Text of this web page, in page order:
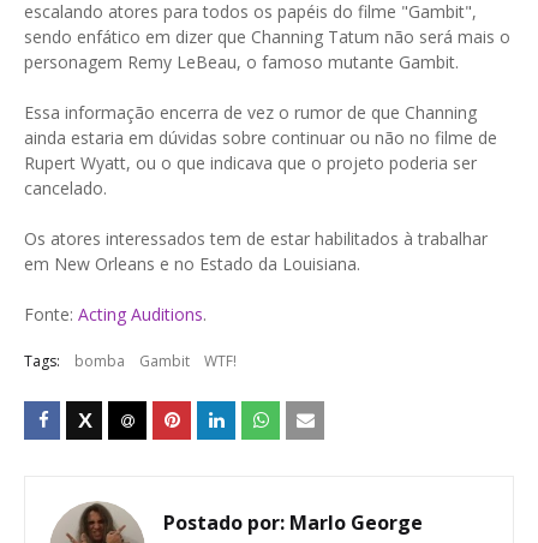
escalando atores para todos os papéis do filme "Gambit",
sendo enfático em dizer que Channing Tatum não será mais o
personagem Remy LeBeau, o famoso mutante Gambit.
Essa informação encerra de vez o rumor de que Channing
ainda estaria em dúvidas sobre continuar ou não no filme de
Rupert Wyatt, ou o que indicava que o projeto poderia ser
cancelado.
Os atores interessados tem de estar habilitados à trabalhar
em New Orleans e no Estado da Louisiana.
Fonte: Acting Auditions.
Tags: bomba Gambit WTF!
Postado por: Marlo George